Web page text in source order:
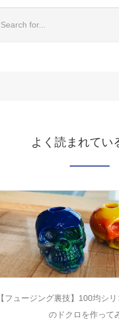
よく読まれてい
【フュージング裏技】100均シ
のドクロを作って